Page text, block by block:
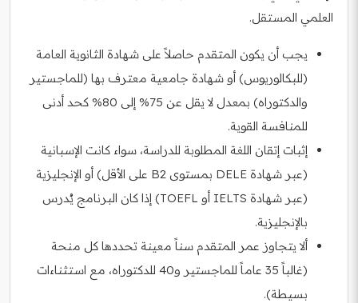
العلمي المستقل.
يجب أن يكون المتقدم حاصلاً على شهادة الثانوية العامة
(للبكالوريوس) أو شهادة جامعية معترف بها (للماجستير
والدكتوراه) بمعدل لا يقل عن 75% إلى 80% كحد أدنى
للمنافسة القوية.
إثبات إتقان اللغة المطلوبة للدراسة، سواء كانت الإسبانية
(عبر شهادة DELE بمستوى B2 على الأقل) أو الإنجليزية
(عبر شهادة IELTS أو TOEFL) إذا كان البرنامج يُدرس
بالإنجليزية.
ألا يتجاوز عمر المتقدم سناً معينة تحددها كل منحة
(غالباً 35 عاماً للماجستير و40 للدكتوراه، مع استثناءات
بسيطة).